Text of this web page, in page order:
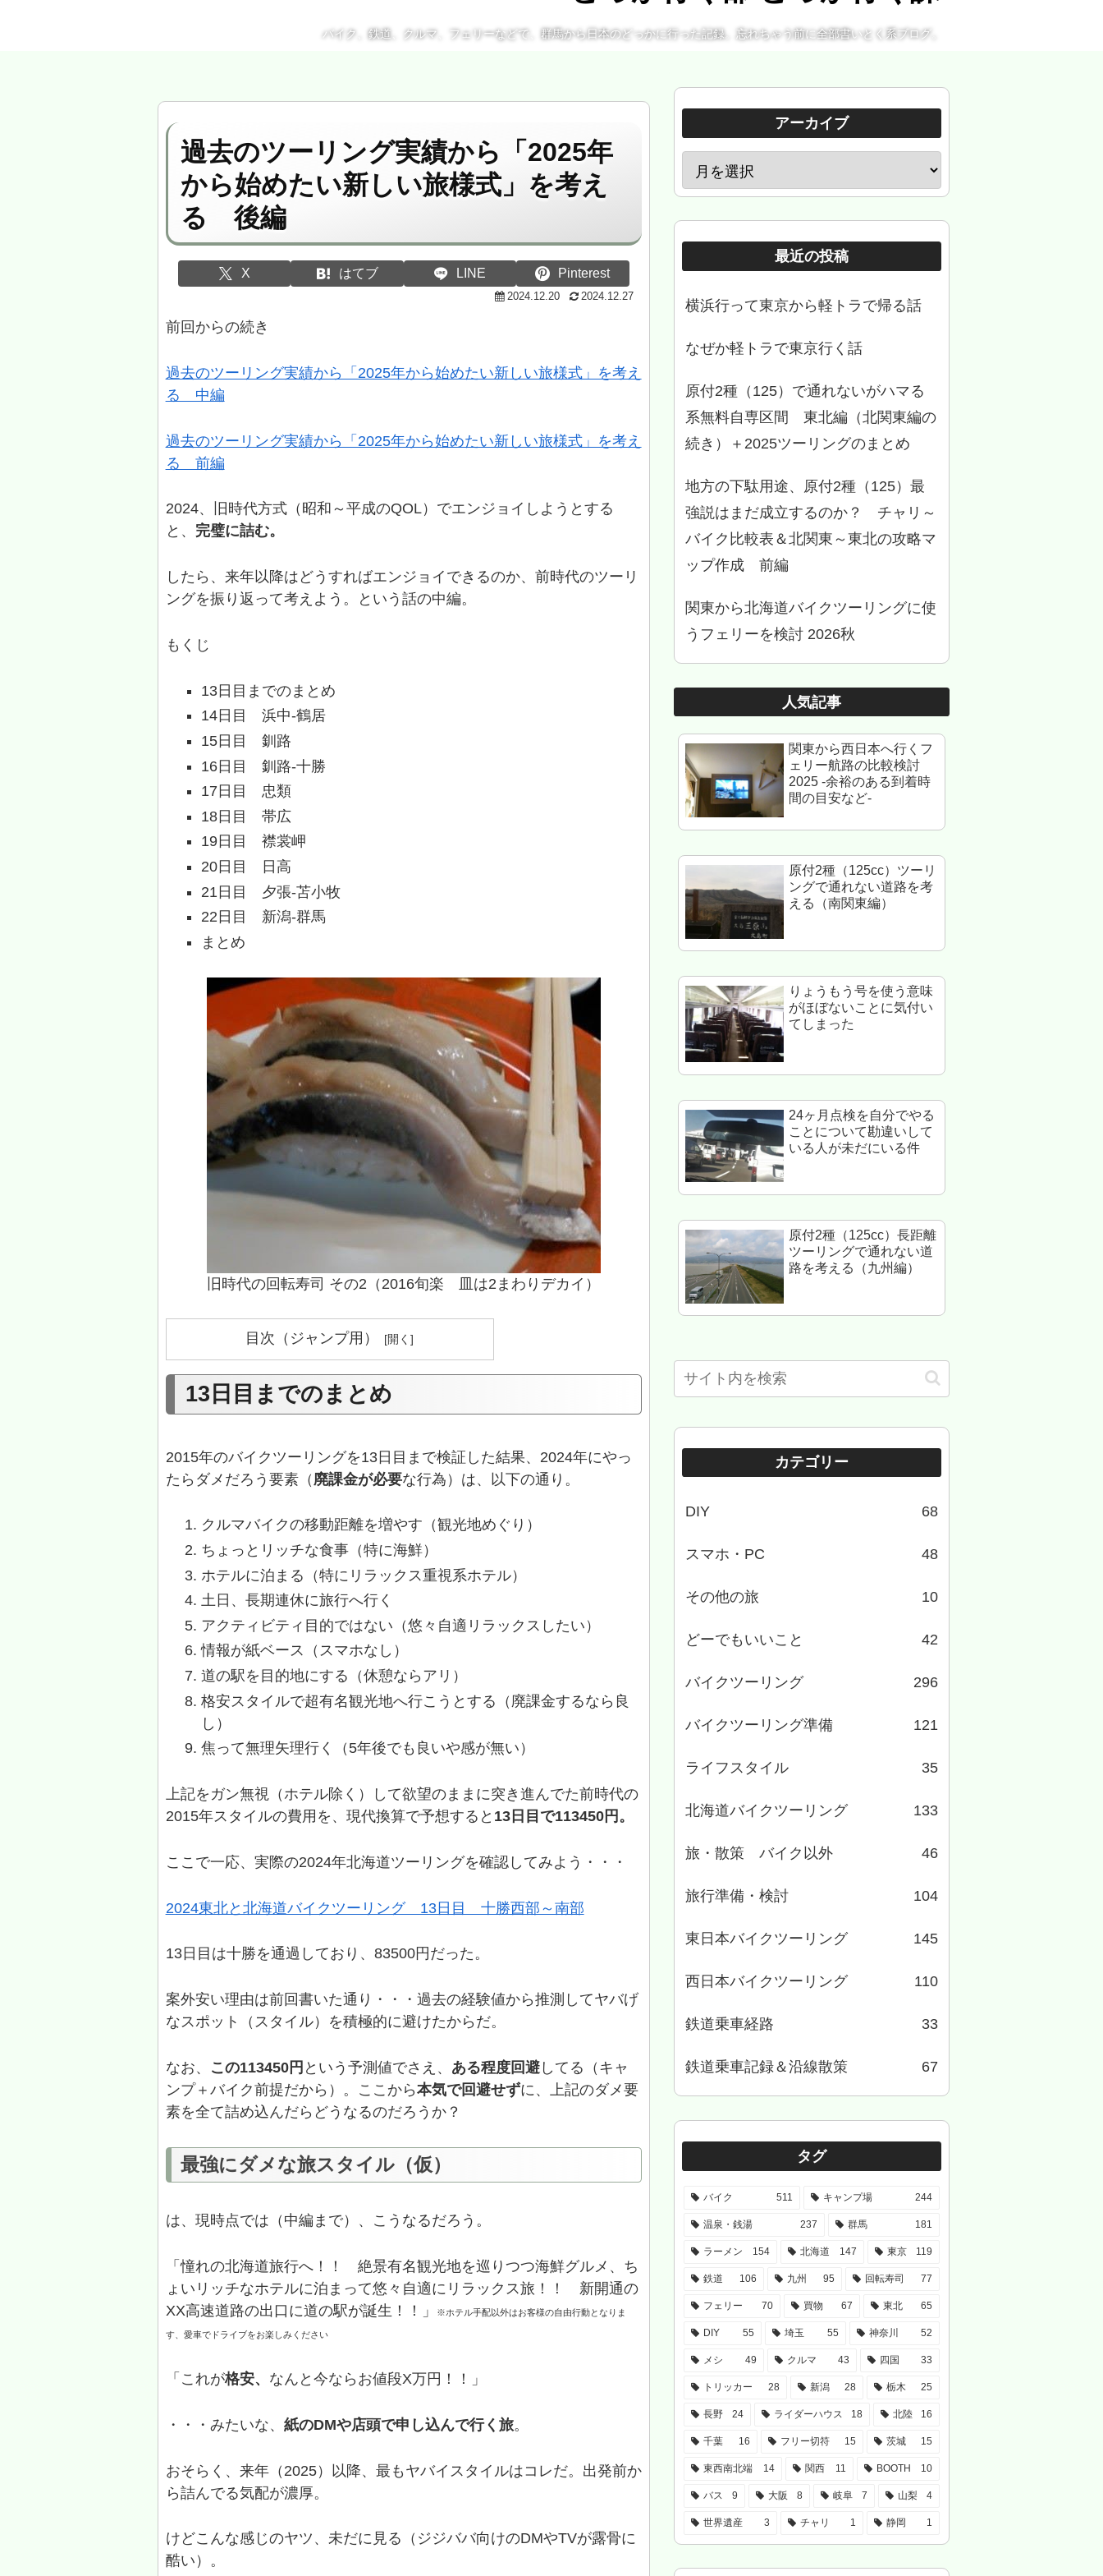
バイク、鉄道、クルマ、フェリーなどで、群馬から日本のどっかに行った記録。忘れちゃう前に全部書いとく系ブログ。
過去のツーリング実績から「2025年
から始めたい新しい旅様式」を考え
る 後編
X はてブ LINE Pinterest
2024.12.20 2024.12.27
前回からの続き
過去のツーリング実績から「2025年から始めたい新しい旅様式」を考え
る 中編
過去のツーリング実績から「2025年から始めたい新しい旅様式」を考え
る 前編
2024、旧時代方式（昭和～平成のQOL）でエンジョイしようとする
と、 完璧に詰む。
したら、来年以降はどうすればエンジョイできるのか、前時代のツーリ
ングを振り返って考えよう。という話の中編。
もくじ
13日目までのまとめ
14日目 浜中‐鶴居
15日目 釧路
16日目 釧路-十勝
17日目 忠類
18日目 帯広
19日目 襟裳岬
20日目 日高
21日目 夕張-苫小牧
22日目 新潟-群馬
まとめ
旧時代の回転寿司 その2（2016旬楽 皿は2まわりデカイ）
目次（ジャンプ用）
13日目までのまとめ
2015年のバイクツーリングを13日目まで検証した結果、2024年にやっ
たらダメだろう要素（ 廃課金が必要な行為）は、以下の通り。
クルマバイクの移動距離を増やす（観光地めぐり）
ちょっとリッチな食事（特に海鮮）
ホテルに泊まる（特にリラックス重視系ホテル）
土日、長期連休に旅行へ行く
アクティビティ目的ではない（悠々自適リラックスしたい）
情報が紙ベース（スマホなし）
道の駅を目的地にする（休憩ならアリ）
格安スタイルで超有名観光地へ行こうとする（廃課金するなら良
し）
焦って無理矢理行く（5年後でも良いや感が無い）
上記をガン無視（ホテル除く）して欲望のままに突き進んでた前時代の
2015年スタイルの費用を、現代換算で予想すると 13日目で113450円。
ここで一応、実際の2024年北海道ツーリングを確認してみよう・・・
2024東北と北海道バイクツーリング 13日目 十勝西部～南部
13日目は十勝を通過しており、83500円だった。
案外安い理由は前回書いた通り・・・過去の経験値から推測してヤバげ
なスポット（スタイル）を積極的に避けたからだ。
なお、 この113450円 という予測値でさえ、 ある程度回避してる（キャ
ンプ＋バイク前提だから）。ここから本気で回避せずに、上記のダメ要
素を全て詰め込んだらどうなるのだろうか？
最強にダメな旅スタイル（仮）
は、現時点では（中編まで）、こうなるだろう。
「憧れの北海道旅行へ！！ 絶景有名観光地を巡りつつ海鮮グルメ、ち
ょいリッチなホテルに泊まって悠々自適にリラックス旅！！ 新開通の
XX高速道路の出口に道の駅が誕生！！」
※ホテル手配以外はお客様の自由行動となりま
す、愛車でドライブをお楽しみください
「これが格安、 なんと今ならお値段X万円！！」
・・・みたいな、 紙のDMや店頭で申し込んで行く旅。
おそらく、来年（2025）以降、最もヤバイスタイルはコレだ。出発前か
ら詰んでる気配が濃厚。
けどこんな感じのヤツ、未だに見る（ジジババ向けのDMやTVが露骨に
酷い）。
アーカイブ
最近の投稿
横浜行って東京から軽トラで帰る話
なぜか軽トラで東京行く話
原付2種（125）で通れないがハマる
系無料自専区間 東北編（北関東編の
続き）＋2025ツーリングのまとめ
地方の下駄用途、原付2種（125）最
強説はまだ成立するのか？ チャリ～
バイク比較表＆北関東～東北の攻略マ
ップ作成 前編
関東から北海道バイクツーリングに使
うフェリーを検討 2026秋
人気記事
関東から西日本へ行くフ
ェリー航路の比較検討
2025 -余裕のある到着時
間の目安など-
原付2種（125cc）ツーリ
ングで通れない道路を考
える（南関東編）
りょうもう号を使う意味
がほぼないことに気付い
てしまった
24ヶ月点検を自分でやる
ことについて勘違いして
いる人が未だにいる件
原付2種（125cc）長距離
ツーリングで通れない道
路を考える（九州編）
カテゴリー
DIY 68
スマホ・PC 48
その他の旅 10
どーでもいいこと 42
バイクツーリング 296
バイクツーリング準備 121
ライフスタイル 35
北海道バイクツーリング 133
旅・散策 バイク以外 46
旅行準備・検討 104
東日本バイクツーリング 145
西日本バイクツーリング 110
鉄道乗車経路 33
鉄道乗車記録＆沿線散策 67
タグ
バイク 511 キャンプ場 244
温泉・銭湯 237 群馬 181
ラーメン 154 北海道 147 東京 119
鉄道 106 九州 95 回転寿司 77
フェリー 70 買物 67 東北 65
DIY 55 埼玉 55 神奈川 52
メシ 49 クルマ 43 四国 33
トリッカー 28 新潟 28 栃木 25
長野 24 ライダーハウス 18 北陸 16
千葉 16 フリー切符 15 茨城 15
東西南北端 14 関西 11 BOOTH 10
バス 9 大阪 8 岐阜 7 山梨 4
世界遺産 3 チャリ 1 静岡 1